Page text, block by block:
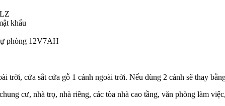
khẩu
phòng 12V7AH
trời, cửa sắt cửa gỗ 1 cánh ngoài trời. Nếu dùng 2 cánh sẽ thay
cư, nhà trọ, nhà riêng, các tòa nhà cao tầng, văn phòng làm